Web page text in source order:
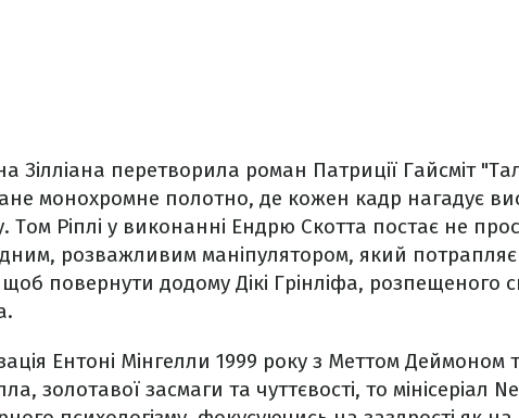
Зілліана перетворила роман Патриції Гайсміт
монохромне полотно, де кожен кадр нагадує
Том Ріплі у виконанні Ендрю Скотта постає не
розважливим маніпулятором, який
щоб повернути додому Дікі Грінліфа, розпещеного
Ентоні Мінгелли 1999 року з Меттом Деймоном
золотавої засмаги та чуттєвості, то мінісеріал